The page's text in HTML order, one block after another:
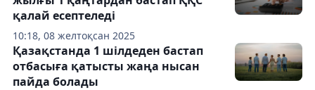
10:18, 08 желтоқсан 2025
қалай есептеледі
Қазақстанда 1 шілдеден бастап
отбасыға қатысты жаңа нысан
пайда болады